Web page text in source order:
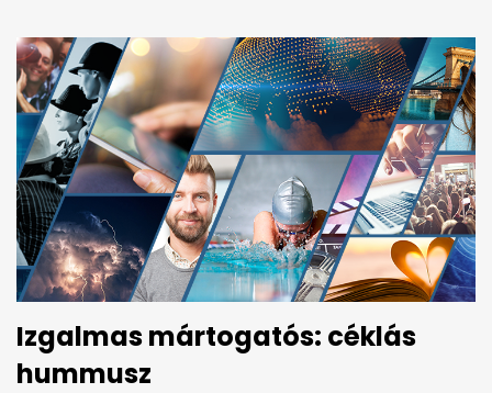
Izgalmas mártogatós: céklás
hummusz